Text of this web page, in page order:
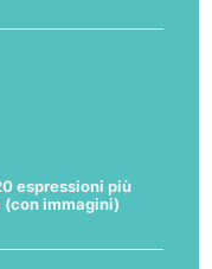
espressioni più
immagini)